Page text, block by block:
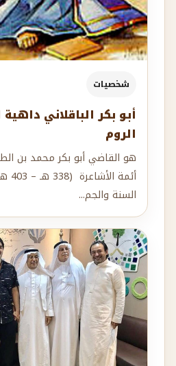
شخصيات
أبو بكر الباقلاني
الروم
هو القاضي أبو بكر محمد بن
السنة والجم...